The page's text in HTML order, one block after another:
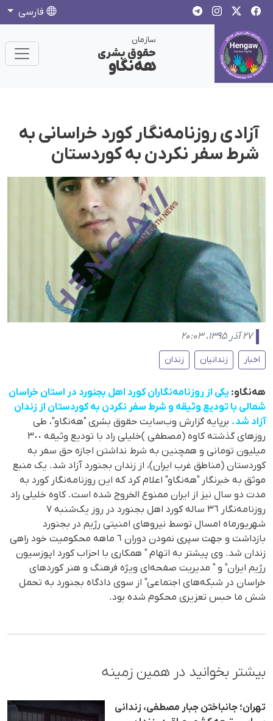
فارسی
سازمان
حقوق بشری
هەنگاو
آزادی روزنامەنگار کورد خراسانی بە
شرط سفر نکردن بە کوردستان
۲۷ آذر ۱۳۹۵، ۲۰:۰۳
اخبار زندانیان زندان
هەنگاو: یکی از روزنامەنگاران کورد اهل بجنورد در استان خراسان
شمالی با تودیع وثیقە و شرط سفر نکردن بە کوردستان از زندان
آزاد شد. برپایە گزارش وب‌سایت حقوق بشری "هەنگاو"، طی
روزهای گذشتە کاوە (مصطفی )خلیلی راد با تودیع وثیقە ٣٠٠
میلیون تومانی و همچنین بە شرط نداشتن اجازە حق سفر بە
کوردستان (مناطق غرب ایران)، از زندان بجنورد آزاد شد. یک منبع
موثق بە خبرنگار "هەنگاو" اعلام کرد کە این روزنامەنگار کورد بە
مدت دو سال نیز از ایران ممنوع الخروج شدە است. کاوە خلیلی راد
روزنامەنگار ٣٦ سالە کورد اهل بجنورد در روز یک‌شنبە ٧
شهریورماه امسال توسط نیروهای امنیتی رژیم در بجنورد
بازداشت و جهت سپری نمودن دوران ٦ ماهە محکومیت خود راهی
زندان شد. وی پیشتر بە اتهام " همکاری با احزاب کورد اپوزسیون
رژیم ایران" و " مدیریت صفحەای ویژە فرهنگ و هنر کوردهای
خراسان در شبکەهای اجتماعی" از سوی دادگاه بجنورد بە تحمل
شش ما حبس تعزیری محکوم شدە بود.
بیشتر بخوانید در همین زمینه
تهران؛ جانباختن جبار مصطفی، زندانی